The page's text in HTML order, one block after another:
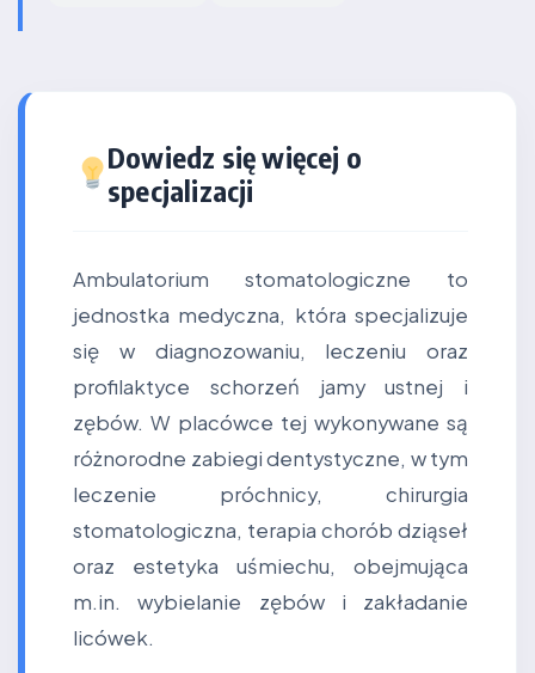
Dowiedz się więcej o
specjalizacji
Ambulatorium stomatologiczne to
jednostka medyczna, która specjalizuje
się w diagnozowaniu, leczeniu oraz
profilaktyce schorzeń jamy ustnej i
zębów. W placówce tej wykonywane są
różnorodne zabiegi dentystyczne, w tym
leczenie próchnicy, chirurgia
stomatologiczna, terapia chorób dziąseł
oraz estetyka uśmiechu, obejmująca
m.in. wybielanie zębów i zakładanie
licówek.